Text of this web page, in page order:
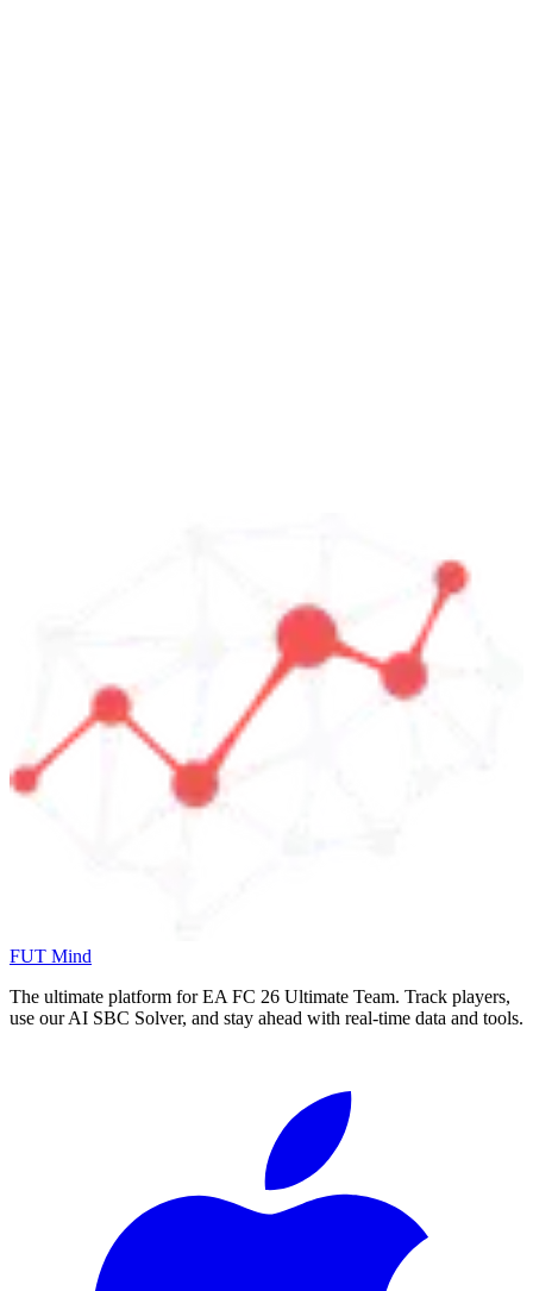
FUT Mind
The ultimate platform for EA FC 26 Ultimate Team. Track players,
use our AI SBC Solver, and stay ahead with real-time data and tools.